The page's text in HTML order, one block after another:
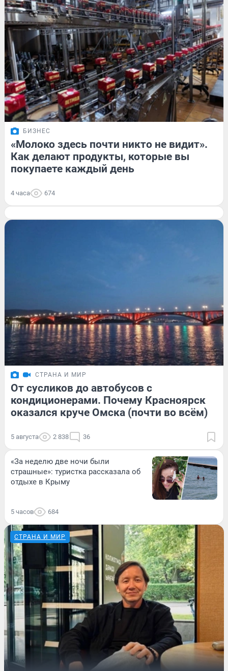
БИЗНЕС
«Молоко здесь почти никто не видит».
Как делают продукты, которые вы
покупаете каждый день
4 часа 674
СТРАНА И МИР
От сусликов до автобусов с
кондиционерами. Почему Красноярск
оказался круче Омска (почти во всём)
5 августа 2 838 36
«За неделю две ночи были
страшные»: туристка рассказала об
отдыхе в Крыму
5 часов 684
СТРАНА И МИР